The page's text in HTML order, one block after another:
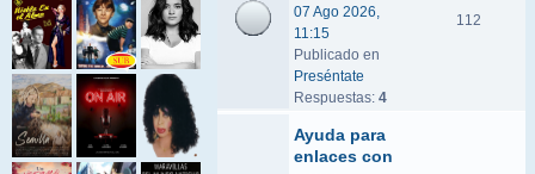
07 Ago 2026,
11:15
Publicado en
Preséntate
Respuestas: 4
112
Ayuda para
enlaces con